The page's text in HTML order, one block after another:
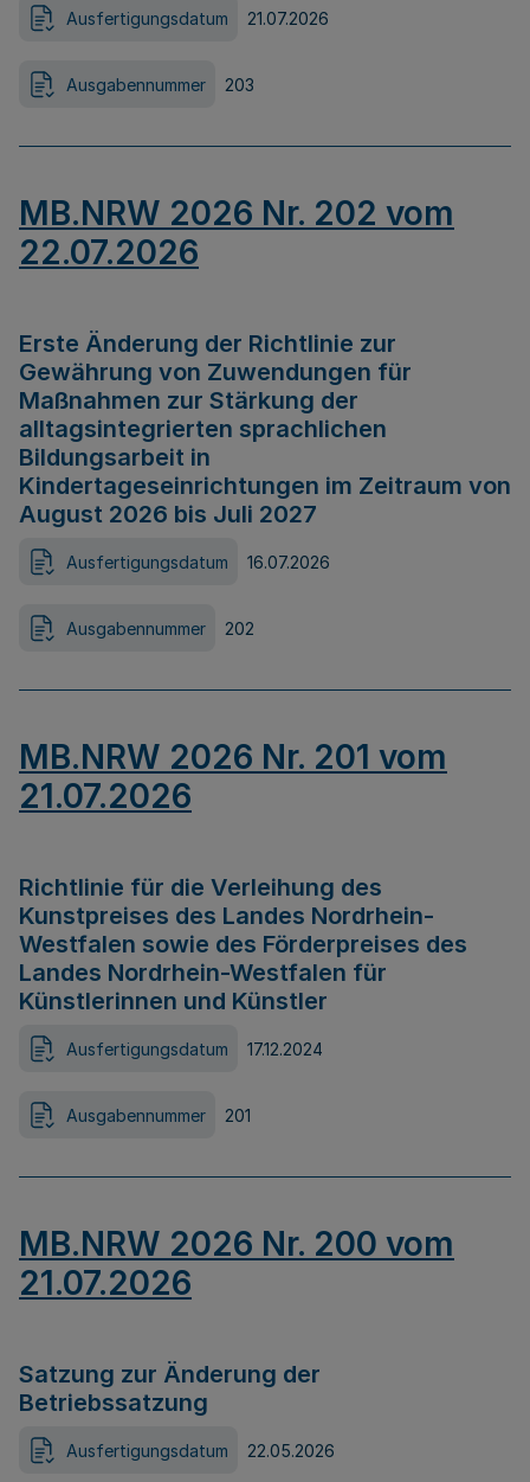
Ausfertigungsdatum 21.07.2026
Ausgabennummer 203
MB.NRW 2026 Nr. 202 vom
22.07.2026
Erste Änderung der Richtlinie zur
Gewährung von Zuwendungen für
Maßnahmen zur Stärkung der
alltagsintegrierten sprachlichen
Bildungsarbeit in
Kindertageseinrichtungen im Zeitraum von
August 2026 bis Juli 2027
Ausfertigungsdatum 16.07.2026
Ausgabennummer 202
MB.NRW 2026 Nr. 201 vom
21.07.2026
Richtlinie für die Verleihung des
Kunstpreises des Landes Nordrhein-
Westfalen sowie des Förderpreises des
Landes Nordrhein-Westfalen für
Künstlerinnen und Künstler
Ausfertigungsdatum 17.12.2024
Ausgabennummer 201
MB.NRW 2026 Nr. 200 vom
21.07.2026
Satzung zur Änderung der
Betriebssatzung
Ausfertigungsdatum 22.05.2026